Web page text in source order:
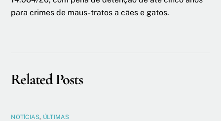
para crimes de maus-tratos a cães e gatos.
Related Posts
NOTÍCIAS, ÚLTIMAS